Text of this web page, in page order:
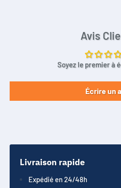
Avis
Soyez le premier à
Écrire un
Livraison rapide
Expédié en 24/48h